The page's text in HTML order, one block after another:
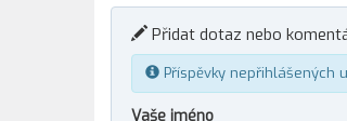
Přidat dotaz nebo
Příspěvky nepřihlášených
Vaše jméno